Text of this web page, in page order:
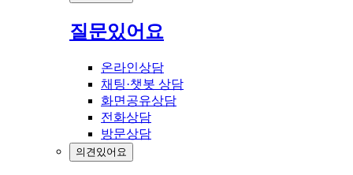
질문있어요
온라인상담
채팅·챗봇 상담
화면공유상담
전화상담
방문상담
의견있어요